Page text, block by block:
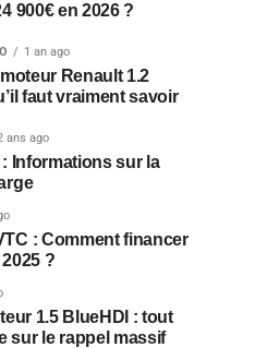
900€ en 2026 ?
1 an ago
Renault 1.2
faut vraiment savoir
ans ago
: Informations sur la
: Comment financer
?
1.5 BlueHDI : tout
sur le rappel massif